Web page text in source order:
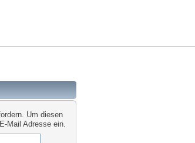
Um diesen
Mail Adresse ein.